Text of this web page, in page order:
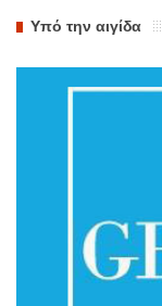
Υπό την αιγίδα